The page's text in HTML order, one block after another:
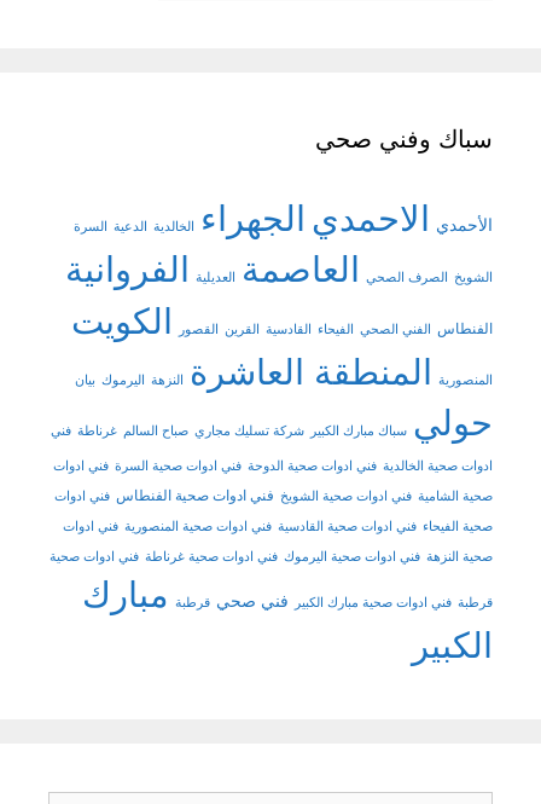
سباك وفني صحي
الأحمدي الاحمدي الجهراء الخالدية الدعية السرة
الشويخ الصرف الصحي العاصمة العديلية الفروانية
الفنطاس الفني الصحي الفيحاء القادسية القرين القصور الكويت
المنصورية المنطقة العاشرة النزهة اليرموك بيان
حولي سباك مبارك الكبير شركة تسليك مجاري صباح السالم غرناطة فني
ادوات صحية الخالدية فني ادوات صحية الدوحة فني ادوات صحية السرة فني ادوات
صحية الشامية فني ادوات صحية الشويخ فني ادوات صحية الفنطاس فني ادوات
صحية الفيحاء فني ادوات صحية القادسية فني ادوات صحية المنصورية فني ادوات
صحية النزهة فني ادوات صحية اليرموك فني ادوات صحية غرناطة فني ادوات صحية
قرطبة فني ادوات صحية مبارك الكبير فني صحي قرطبة مبارك
الكبير